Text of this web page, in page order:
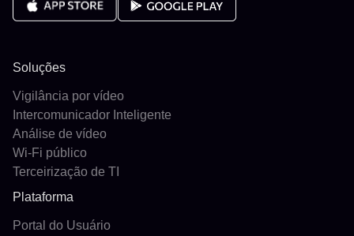
Soluções
Vigilância por vídeo
Intercomunicador Inteligente
Análise de vídeo
Wi-Fi público
Terceirização de TI
Plataforma
Portal do Usuário